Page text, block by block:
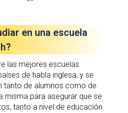
en una escuela
las mejores escuelas
de habla inglesa, y se
tanto de alumnos como de
misma para asegurar que se
tanto a nivel de educación